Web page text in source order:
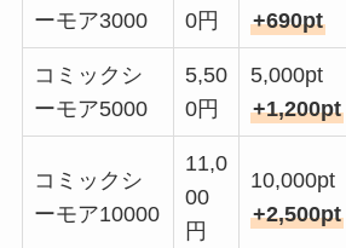
ーモア3000
0円
+690pt
コミックシ
ーモア5000
5,50
0円
5,000pt
+1,200pt
コミックシ
ーモア10000
11,0
00
円
10,000pt
+2,500pt